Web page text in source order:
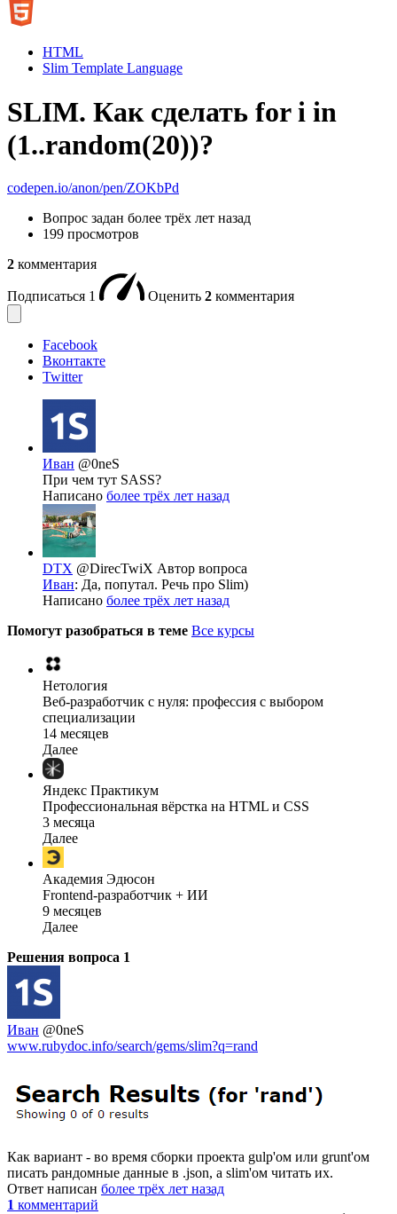
HTML
Slim Template Language
SLIM. Как сделать for i in
(1..random(20))?
codepen.io/anon/pen/ZOKbPd
Вопрос задан более трёх лет назад
199 просмотров
2 комментария
Подписаться 1 Оценить 2 комментария
Facebook
Вконтакте
Twitter
Иван @0neS
При чем тут SASS?
Написано более трёх лет назад
DTX @DirecTwiX Автор вопроса
Иван: Да, попутал. Речь про Slim)
Написано более трёх лет назад
Помогут разобраться в теме Все курсы
Нетология
Веб-разработчик с нуля: профессия с выбором
специализации
14 месяцев
Далее
Яндекс Практикум
Профессиональная вёрстка на HTML и CSS
3 месяца
Далее
Академия Эдюсон
Frontend-разработчик + ИИ
9 месяцев
Далее
Решения вопроса 1
Иван @0neS
www.rubydoc.info/search/gems/slim?q=rand
Как вариант - во время сборки проекта gulp'ом или grunt'ом
писать рандомные данные в .json, а slim'ом читать их.
Ответ написан более трёх лет назад
1 комментарий